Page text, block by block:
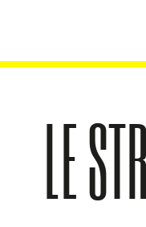
LE